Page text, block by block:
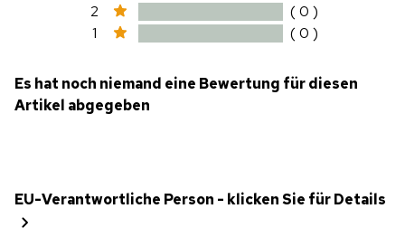
2
( 0 )
1
( 0 )
Es hat noch niemand eine Bewertung für diesen
Artikel abgegeben
EU-Verantwortliche Person - klicken Sie für Details